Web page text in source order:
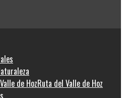
Ruta del Valle de Hoz